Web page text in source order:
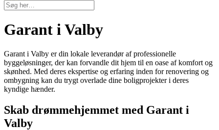
Garant i Valby
Garant i Valby er din lokale leverandør af professionelle
byggeløsninger, der kan forvandle dit hjem til en oase af komfort og
skønhed. Med deres ekspertise og erfaring inden for renovering og
ombygning kan du trygt overlade dine boligprojekter i deres
kyndige hænder.
Skab drømmehjemmet med Garant i
Valby